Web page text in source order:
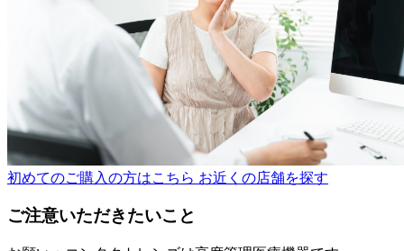
初めてのご購入の方はこちら お近くの店舗を探す
ご注意いただきたいこと